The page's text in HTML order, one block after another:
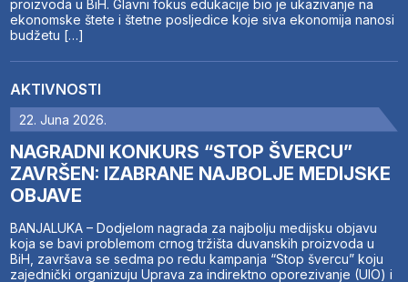
proizvoda u BiH. Glavni fokus edukacije bio je ukazivanje na
ekonomske štete i štetne posljedice koje siva ekonomija nanosi
budžetu […]
AKTIVNOSTI
22. Juna 2026.
NAGRADNI KONKURS “STOP ŠVERCU”
ZAVRŠEN: IZABRANE NAJBOLJE MEDIJSKE
OBJAVE
BANJALUKA – Dodjelom nagrada za najbolju medijsku objavu
koja se bavi problemom crnog tržišta duvanskih proizvoda u
BiH, završava se sedma po redu kampanja “Stop švercu” koju
zajednički organizuju Uprava za indirektno oporezivanje (UIO) i